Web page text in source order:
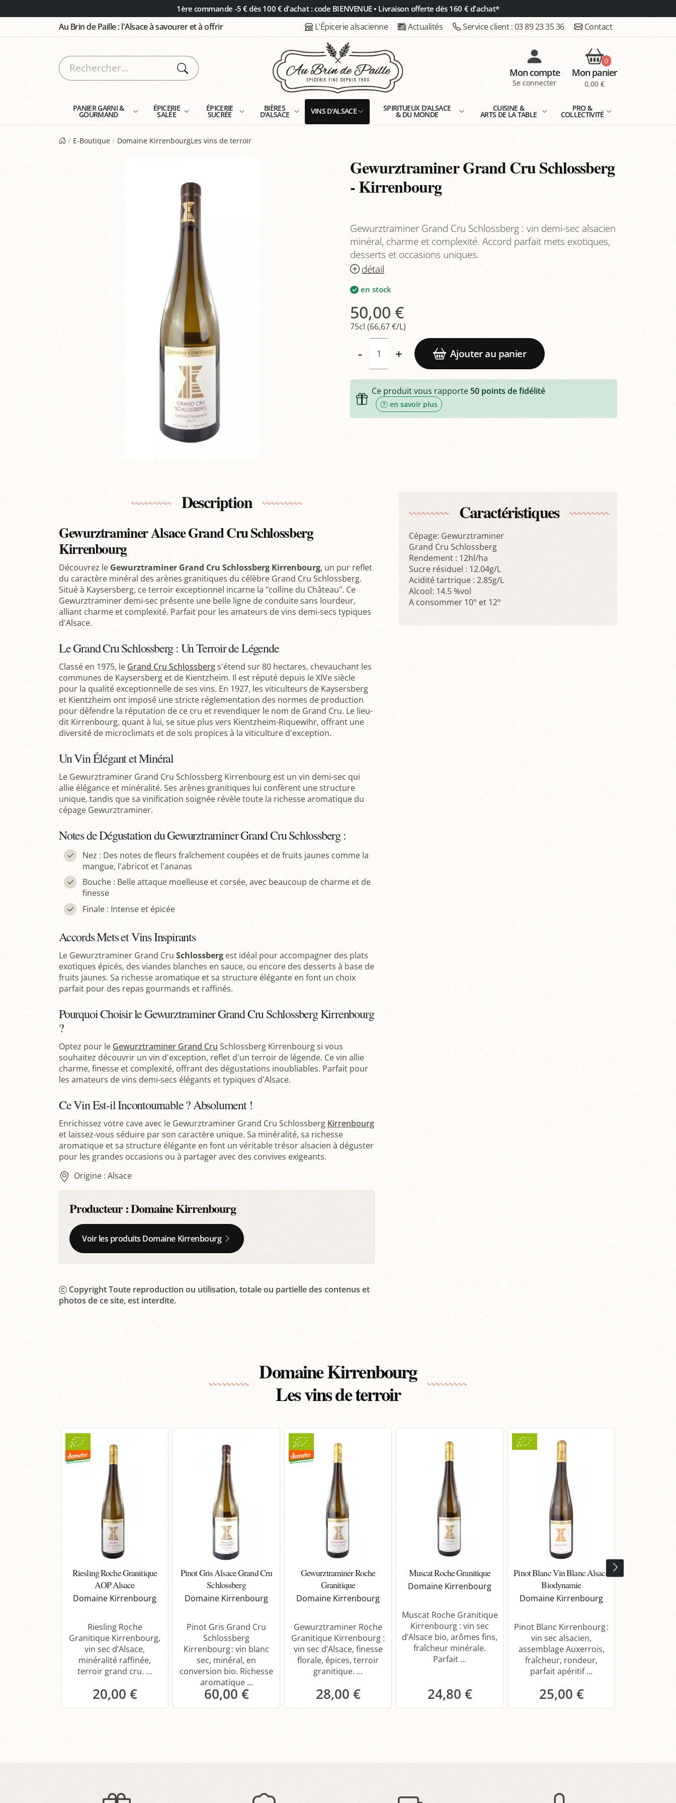
1ère commande -5 € dès 100 € d'achat : code BIENVENUE • Livraison offerte dès 160 € d'achat*
Au Brin de Paille : l'Alsace à savourer et à offrir L'Épicerie alsacienne Actualités Service client :03 89 23 35 36 Contact
Mon compte
Se connecter
0
Mon panier
0,00 €
PANIER GARNI &
GOURMAND
ÉPICERIE
SALÉE
ÉPICERIE
SUCRÉE
BIÈRES
D'ALSACE VINS D'ALSACE SPIRITUEUX D'ALSACE
& DU MONDE
CUISINE &
ARTS DE LA TABLE
PRO &
COLLECTIVITÉ
E-Boutique Domaine KirrenbourgLes vins de terroir
Gewurztraminer Grand Cru Schlossberg
- Kirrenbourg
Gewurztraminer Grand Cru Schlossberg : vin demi-sec alsacien
minéral, charme et complexité. Accord parfait mets exotiques,
desserts et occasions uniques.
détail
en stock
50,00 €
75cl (66,67 €/L)
- + Ajouter au panier
Ce produit vous rapporte 50 points de fidélité
en savoir plus
Description
Gewurztraminer Alsace Grand Cru Schlossberg
Kirrenbourg
Découvrez le Gewurztraminer Grand Cru Schlossberg Kirrenbourg, un pur reflet
du caractère minéral des arènes granitiques du célèbre Grand Cru Schlossberg.
Situé à Kaysersberg, ce terroir exceptionnel incarne la "colline du Château". Ce
Gewurztraminer demi-sec présente une belle ligne de conduite sans lourdeur,
alliant charme et complexité. Parfait pour les amateurs de vins demi-secs typiques
d'Alsace.
Le Grand Cru Schlossberg : Un Terroir de Légende
Classé en 1975, le Grand Cru Schlossbergs'étend sur 80 hectares, chevauchant les
communes de Kaysersberg et de Kientzheim. Il est réputé depuis le XIVe siècle
pour la qualité exceptionnelle de ses vins. En 1927, les viticulteurs de Kaysersberg
et Kientzheim ont imposé une stricte réglementation des normes de production
pour défendre la réputation de ce cru et revendiquer le nom de Grand Cru. Le lieu-
dit Kirrenbourg, quant à lui, se situe plus vers Kientzheim-Riquewihr, offrant une
diversité de microclimats et de sols propices à la viticulture d'exception.
Un Vin Élégant et Minéral
Le Gewurztraminer Grand Cru Schlossberg Kirrenbourg est un vin demi-sec qui
allie élégance et minéralité. Ses arènes granitiques lui confèrent une structure
unique, tandis que sa vinification soignée révèle toute la richesse aromatique du
cépage Gewurztraminer.
Notes de Dégustation du Gewurztraminer Grand Cru Schlossberg :
Nez : Des notes de fleurs fraîchement coupées et de fruits jaunes comme la
mangue, l'abricot et l'ananas
Bouche : Belle attaque moelleuse et corsée, avec beaucoup de charme et de
finesse
Finale : Intense et épicée
Accords Mets et Vins Inspirants
Le Gewurztraminer Grand Cru Schlossberg est idéal pour accompagner des plats
exotiques épicés, des viandes blanches en sauce, ou encore des desserts à base de
fruits jaunes. Sa richesse aromatique et sa structure élégante en font un choix
parfait pour des repas gourmands et raffinés.
Pourquoi Choisir le Gewurztraminer Grand Cru Schlossberg Kirrenbourg
?
Optez pour le Gewurztraminer Grand Cru Schlossberg Kirrenbourg si vous
souhaitez découvrir un vin d'exception, reflet d'un terroir de légende. Ce vin allie
charme, finesse et complexité, offrant des dégustations inoubliables. Parfait pour
les amateurs de vins demi-secs élégants et typiques d'Alsace.
Ce Vin Est-il Incontournable ? Absolument !
Enrichissez votre cave avec le Gewurztraminer Grand Cru Schlossberg Kirrenbourg
et laissez-vous séduire par son caractère unique. Sa minéralité, sa richesse
aromatique et sa structure élégante en font un véritable trésor alsacien à déguster
pour les grandes occasions ou à partager avec des convives exigeants.
Origine : Alsace
Producteur :Domaine Kirrenbourg
Voir les produits Domaine Kirrenbourg
Copyright Toute reproduction ou utilisation, totale ou partielle des contenus et
photos de ce site, est interdite.
Caractéristiques
Cépage: Gewurztraminer
Grand Cru Schlossberg
Rendement : 12hl/ha
Sucre résiduel : 12.04g/L
Acidité tartrique : 2.85g/L
Alcool: 14.5 %vol
A consommer 10° et 12°
Domaine Kirrenbourg
Les vins de terroir
Riesling Roche Granitique
AOP Alsace
Domaine Kirrenbourg
Riesling Roche
Granitique Kirrenbourg,
vin sec d’Alsace,
minéralité raffinée,
terroir grand cru. ...
20,00 €
Pinot Gris Alsace Grand Cru
Schlossberg
Domaine Kirrenbourg
Pinot Gris Grand Cru
Schlossberg
Kirrenbourg : vin blanc
sec, minéral, en
conversion bio. Richesse
aromatique ...
60,00 €
Gewurztraminer Roche
Granitique
Domaine Kirrenbourg
Gewurztraminer Roche
Granitique Kirrenbourg :
vin sec d’Alsace, finesse
florale, épices, terroir
granitique. ...
28,00 €
Muscat Roche Granitique
Domaine Kirrenbourg
Muscat Roche Granitique
Kirrenbourg : vin sec
d’Alsace bio, arômes fins,
fraîcheur minérale.
Parfait ...
24,80 €
Pinot Blanc Vin Blanc Alsace
Biodynamie
Domaine Kirrenbourg
Pinot Blanc Kirrenbourg :
vin sec alsacien,
assemblage Auxerrois,
fraîcheur, rondeur,
parfait apéritif ...
25,00 €